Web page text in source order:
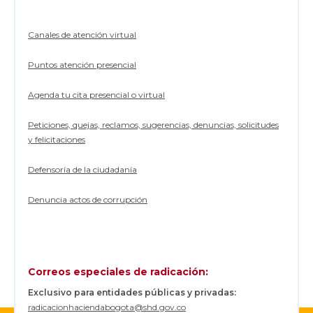
Canales de atención virtual
Puntos atención presencial
Agenda tu cita presencial o virtual
Peticiones, quejas, reclamos, sugerencias, denuncias, solicitudes
y felicitaciones
Defensoría de la ciudadanía
Denuncia actos de corrupción
Correos especiales de radicación:
Exclusivo para entidades públicas y privadas:
radicacionhaciendabogota@shd.gov.co